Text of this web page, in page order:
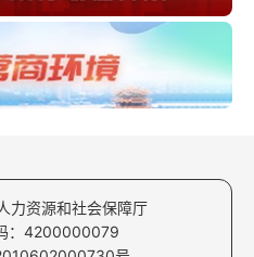
力资源和社会保障厅
：4200000079